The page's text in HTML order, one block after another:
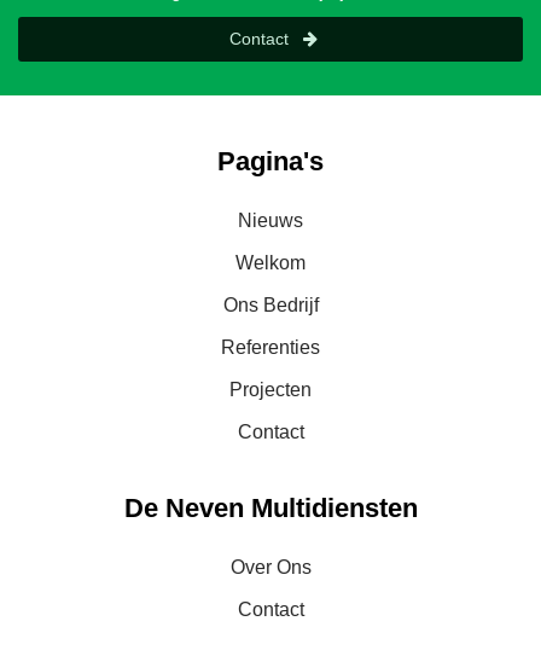
Contact
Pagina's
Nieuws
Welkom
Ons Bedrijf
Referenties
Projecten
Contact
De Neven Multidiensten
Over Ons
Contact